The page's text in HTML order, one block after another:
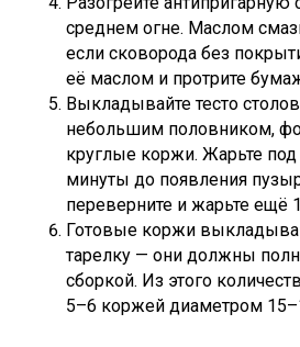
среднем огне. Маслом
если сковорода без
её маслом и протрите
Выкладывайте тесто
небольшим половником,
круглые коржи. Жарьте
минуты до появления
переверните и жарьте ещё
Готовые коржи
тарелку — они должны
сборкой. Из этого
5–6 коржей диаметром